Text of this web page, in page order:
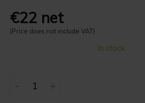
€22 net
(Price does not include VAT)
In stock